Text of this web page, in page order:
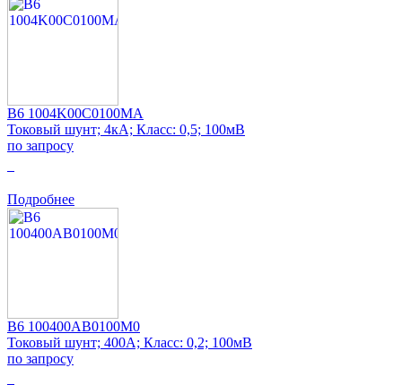
B6 1004K00C0100MA
Токовый шунт; 4кА; Класс: 0,5; 100мВ
по запросу
Подробнее
B6 100400AB0100M0
Токовый шунт; 400А; Класс: 0,2; 100мВ
по запросу